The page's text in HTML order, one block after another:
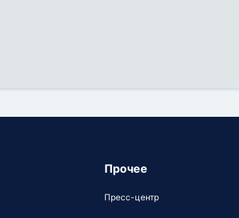
Прочее
Пресс-центр